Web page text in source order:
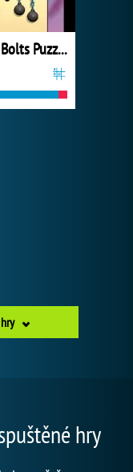
Nuts and Bolts Puzzle
hry